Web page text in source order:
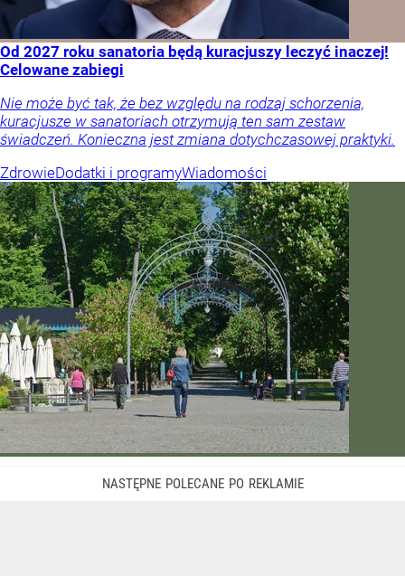
Od 2027 roku sanatoria będą kuracjuszy leczyć inaczej!
Celowane zabiegi
Nie może być tak, że bez względu na rodzaj schorzenia,
kuracjusze w sanatoriach otrzymują ten sam zestaw
świadczeń. Konieczna jest zmiana dotychczasowej praktyki.
ZdrowieDodatki i programyWiadomości